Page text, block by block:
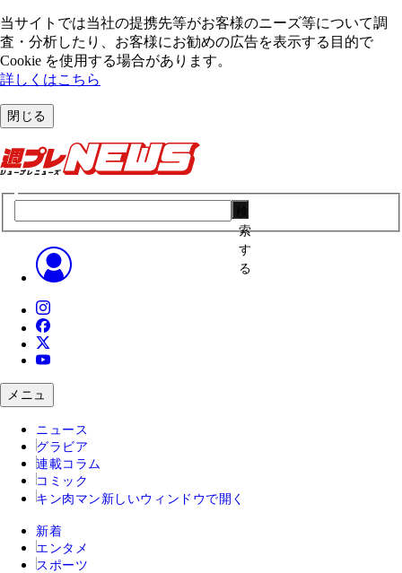
当サイトでは当社の提携先等がお客様のニーズ等について調
査・分析したり、お客様にお勧めの広告を表⽰する⽬的で
Cookie を使⽤する場合があります。
詳しくはこちら
閉じる
索
す
る
メニュ
ニュース
グラビア
連載コラム
コミック
キン肉マン 新しいウィンドウで開く
新着
エンタメ
スポーツ